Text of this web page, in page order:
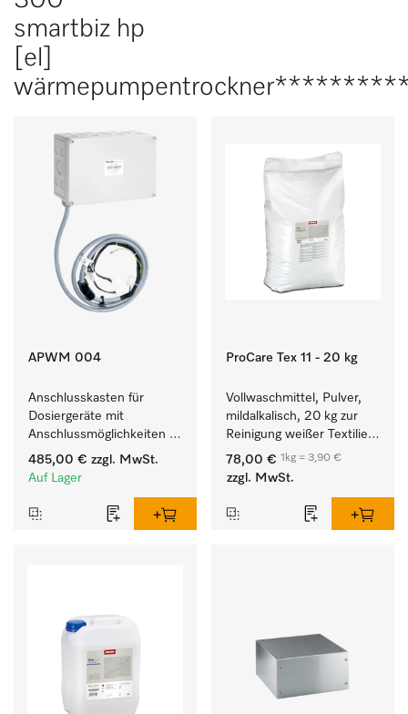
smartbiz hp
[el]
APWM 004
Anschlusskasten für
Dosiergeräte mit
Anschlussmöglichkeiten
für maximal 6
Dosierpumpen.
485,00 € zzgl. MwSt.
Auf Lager
ProCare Tex 11 - 20 kg
Vollwaschmittel, Pulver,
mildalkalisch, 20 kg zur
Reinigung weißer Textilien
und farbechter
Buntwäsche.
78,00 € 1kg = 3,90 €
zzgl. MwSt.